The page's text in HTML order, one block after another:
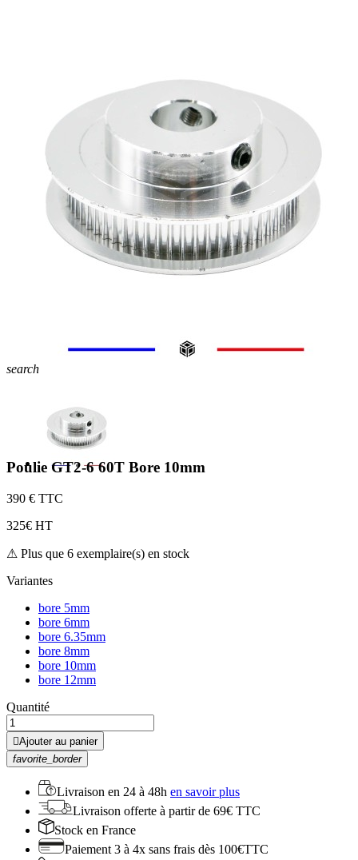
search
Poulie GT2-6 60T Bore 10mm
390 € TTC
325€ HT
⚠ Plus que 6 exemplaire(s) en stock
Variantes
bore 5mm
bore 6mm
bore 6.35mm
bore 8mm
bore 10mm
bore 12mm
Quantité
Ajouter au panier
favorite_border
Livraison en 24 à 48h en savoir plus
Livraison offerte à partir de 69€ TTC
Stock en France
Paiement 3 à 4x sans frais dès 100€TTC